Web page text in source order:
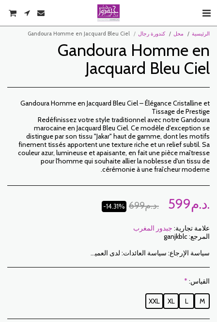
الرئيسية محل كندورة رجال Gandoura Homme en Jacquard Bleu Ciel
Gandoura Homme en
Jacquard Bleu Ciel
Gandoura Homme en Jacquard Bleu Ciel – Élégance Cristalline et
Redéfinissez votre style traditionnel avec notre Gandoura
marocaine en Jacquard Bleu Ciel. Ce modèle d'exception se
distingue par son tissu "Jakar" haut de gamme, dont les motifs
finement tissés apportent une texture riche et un relief subtil. Sa
couleur azur, lumineuse et apaisante, en fait une pièce maîtresse
pour l'homme qui souhaite allier la noblesse d'un tissu de
cérémonie à une fraîcheur moderne.
599 د.م. 699 د.م. -14.31%
علامة تجارية: جبدور المغرب
المرجع:ganjkblc
سياسة الإرجاع: سياسة العائدات: لدى العميل فترة 7 أيام عمل من تاريخ الاستلام لإرجاع العناصر المطلوبة إما لاسترداد الأموال أو للاستبدال. فقط العناصر التي تم إرجاعها في الوقت المحدد ، في عبواتها الأصلية ، يمكن استبدالها غير المغسولة وغير الملبوسة. للإرجاع ، يرجى إخطارنا على العناوين التالية: jabadormaroc17@gmail.com/ jabador.maroc@gmail.com يجب أن يكون كل تبديل أو إرجاع مصحوبًا برقم هاتفك ورغبتك في التبادل. تكاليف الإرجاع هي مسؤولية العميل. سيتعين على العميل تنظيم النقل بوسائله الخاصة. في حالة الإرجاع ، وبعد استلام البضائع من قبل جبدور المغرب ، سيتم تعويض العميل في غضون 10 أيام. الحالات التي يمكن فيها تبادل المنتجات: - خطأ في الحجم المطلوب (حجم التسليم يختلف عن الحجم المطلوب) - خطأ في اللون المطلوب (تم تسليم لون مختلف عن الحجم المطلوب) الحالات التي يمكن فيها تعويض المنتجات: - خطأ في الحجم أو اللون المطلوب متبوعًا بنفاد المخزون - في الحالات المذكورة أعلاه يجب إعادة المنتجات إلينا في الحالة التي استلمتها بها مع جميع العناصر (الملحقات والتعبئة والتعليمات وما إلى ذلك). سيتم السداد عن طريق الدفع أو التحويل المصرفي. لا يمكن إرجاع أو استبدال المنتجات المعروضة للبيع أو الترويج.
القياس: *
M
L
XL
XXL